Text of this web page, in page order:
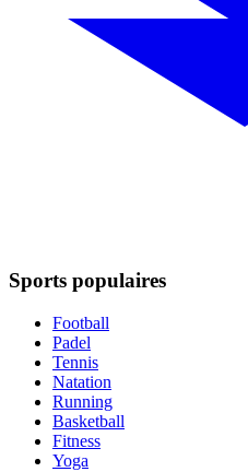
Sports populaires
Football
Padel
Tennis
Natation
Running
Basketball
Fitness
Yoga